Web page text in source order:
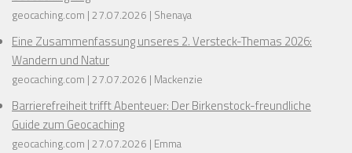
geocaching.com 27.07.2026 Shenaya
Eine Zusammenfassung unseres 2. Versteck-Themas 2026:
Wandern und Natur
geocaching.com 27.07.2026 Mackenzie
Barrierefreiheit trifft Abenteuer: Der Birkenstock-freundliche
Guide zum Geocaching
geocaching.com 27.07.2026 Emma